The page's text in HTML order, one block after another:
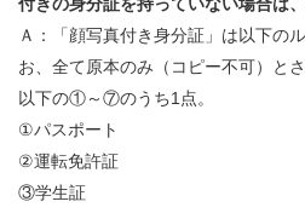
Ａ：「顔写真付き身分証」は以下の
お、全て原本のみ（コピー不可）と
以下の①～⑦のうち1点。
①パスポート
②運転免許証
③学生証